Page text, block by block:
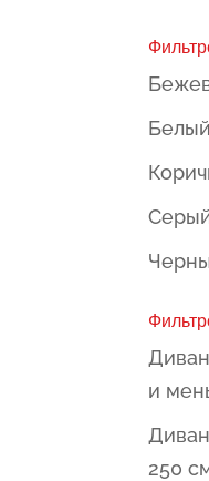
Белый
и
250